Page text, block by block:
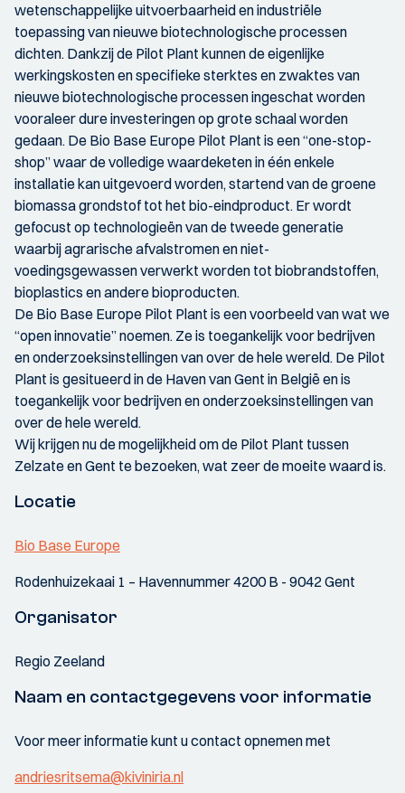
wetenschappelijke uitvoerbaarheid en industriële
toepassing van nieuwe biotechnologische processen
dichten. Dankzij de Pilot Plant kunnen de eigenlijke
werkingskosten en specifieke sterktes en zwaktes van
nieuwe biotechnologische processen ingeschat worden
vooraleer dure investeringen op grote schaal worden
gedaan. De Bio Base Europe Pilot Plant is een “one-stop-
shop” waar de volledige waardeketen in één enkele
installatie kan uitgevoerd worden, startend van de groene
biomassa grondstof tot het bio-eindproduct. Er wordt
gefocust op technologieën van de tweede generatie
waarbij agrarische afvalstromen en niet-
voedingsgewassen verwerkt worden tot biobrandstoffen,
bioplastics en andere bioproducten.
De Bio Base Europe Pilot Plant is een voorbeeld van wat we
“open innovatie” noemen. Ze is toegankelijk voor bedrijven
en onderzoeksinstellingen van over de hele wereld. De Pilot
Plant is gesitueerd in de Haven van Gent in België en is
toegankelijk voor bedrijven en onderzoeksinstellingen van
over de hele wereld.
Wij krijgen nu de mogelijkheid om de Pilot Plant tussen
Zelzate en Gent te bezoeken, wat zeer de moeite waard is.
Locatie
Bio Base Europe
Rodenhuizekaai 1 – Havennummer 4200 B - 9042 Gent
Organisator
Regio Zeeland
Naam en contactgegevens voor informatie
Voor meer informatie kunt u contact opnemen met
andriesritsema@kiviniria.nl